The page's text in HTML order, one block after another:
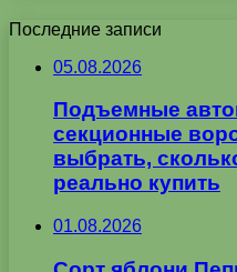
Последние записи
05.08.2026
Подъемные
секционные
выбрать,
реально купить
01.08.2026